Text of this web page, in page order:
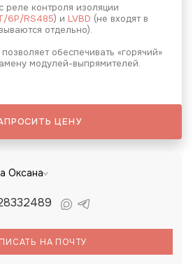
реле контроля изоляции
6Р/RS485) и LVBD (не входят в
отдельно).
обеспечивать «горячий»
модулей-выпрямителей.
ЦЕНУ
Оксана
НА ПОЧТУ